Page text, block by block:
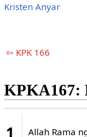
Kristen Anyar
⇦ KPK 166
KPKA167:
1
Allah Rama